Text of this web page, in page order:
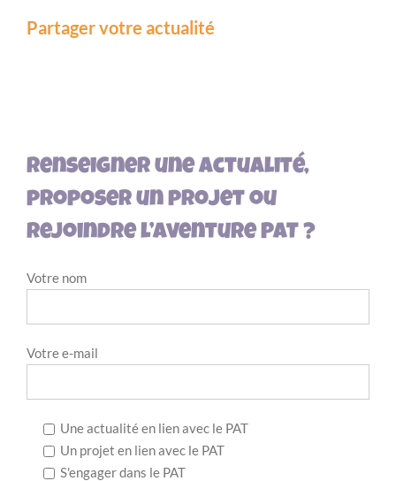
Partager votre actualité
Renseigner une actualité,
proposer un projet ou
rejoindre l’aventure PAT ?
Votre nom
Votre e-mail
Une actualité en lien avec le PAT
Un projet en lien avec le PAT
S'engager dans le PAT